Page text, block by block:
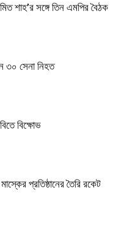
শাহ’র সঙ্গে তিন এমপির বৈঠক
৩০ সেনা নিহত
বিক্ষোভ
প্রতিষ্ঠানের তৈরি রকেট